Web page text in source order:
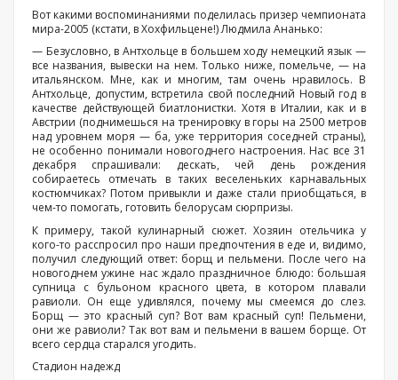
Вот какими воспоминаниями поделилась призер чемпионата
мира-2005 (кстати, в Хохфильцене!) Людмила Ананько:
— Безусловно, в Антхольце в большем ходу немецкий язык —
все названия, вывески на нем. Только ниже, помельче, — на
итальянском. Мне, как и многим, там очень нравилось. В
Антхольце, допустим, встретила свой последний Новый год в
качестве действующей биатлонистки. Хотя в Италии, как и в
Австрии (поднимешься на тренировку в горы на 2500 метров
над уровнем моря — ба, уже территория соседней страны),
не особенно понимали новогоднего настроения. Нас все 31
декабря спрашивали: дескать, чей день рождения
собираетесь отмечать в таких веселеньких карнавальных
костюмчиках? Потом привыкли и даже стали приобщаться, в
чем-то помогать, готовить белорусам сюрпризы.
К примеру, такой кулинарный сюжет. Хозяин отельчика у
кого-то расспросил про наши предпочтения в еде и, видимо,
получил следующий ответ: борщ и пельмени. После чего на
новогоднем ужине нас ждало праздничное блюдо: большая
супница с бульоном красного цвета, в котором плавали
равиоли. Он еще удивлялся, почему мы смеемся до слез.
Борщ — это красный суп? Вот вам красный суп! Пельмени,
они же равиоли? Так вот вам и пельмени в вашем борще. От
всего сердца старался угодить.
Стадион надежд